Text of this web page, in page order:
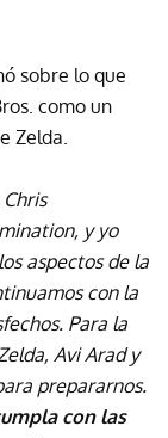
sobre lo que
como un
Zelda.
y yo
aspectos de la
con la
Para la
Avi Arad y
prepararnos.
con las